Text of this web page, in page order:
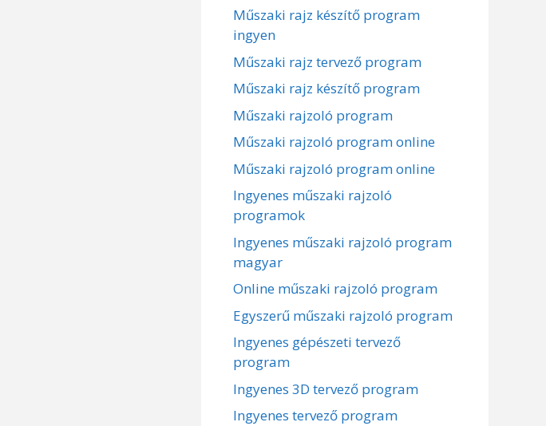
Műszaki rajz készítő program
ingyen
Műszaki rajz tervező program
Műszaki rajz készítő program
Műszaki rajzoló program
Műszaki rajzoló program online
Műszaki rajzoló program online
Ingyenes műszaki rajzoló
programok
Ingyenes műszaki rajzoló program
magyar
Online műszaki rajzoló program
Egyszerű műszaki rajzoló program
Ingyenes gépészeti tervező
program
Ingyenes 3D tervező program
Ingyenes tervező program